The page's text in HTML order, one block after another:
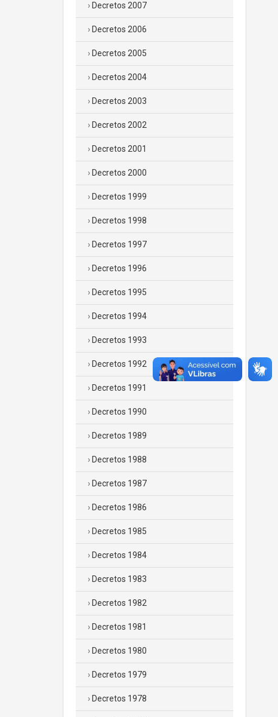
Decretos 2007
Decretos 2006
Decretos 2005
Decretos 2004
Decretos 2003
Decretos 2002
Decretos 2001
Decretos 2000
Decretos 1999
Decretos 1998
Decretos 1997
Decretos 1996
Decretos 1995
Decretos 1994
Decretos 1993
Decretos 1992
Decretos 1991
Decretos 1990
Decretos 1989
Decretos 1988
Decretos 1987
Decretos 1986
Decretos 1985
Decretos 1984
Decretos 1983
Decretos 1982
Decretos 1981
Decretos 1980
Decretos 1979
Decretos 1978